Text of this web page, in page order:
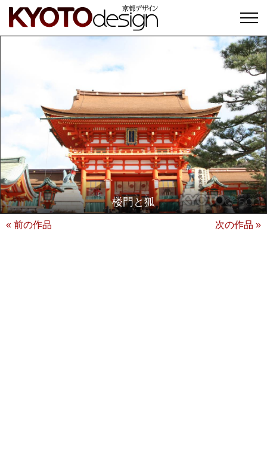
楼門と狐
« 前の作品 次の作品 »